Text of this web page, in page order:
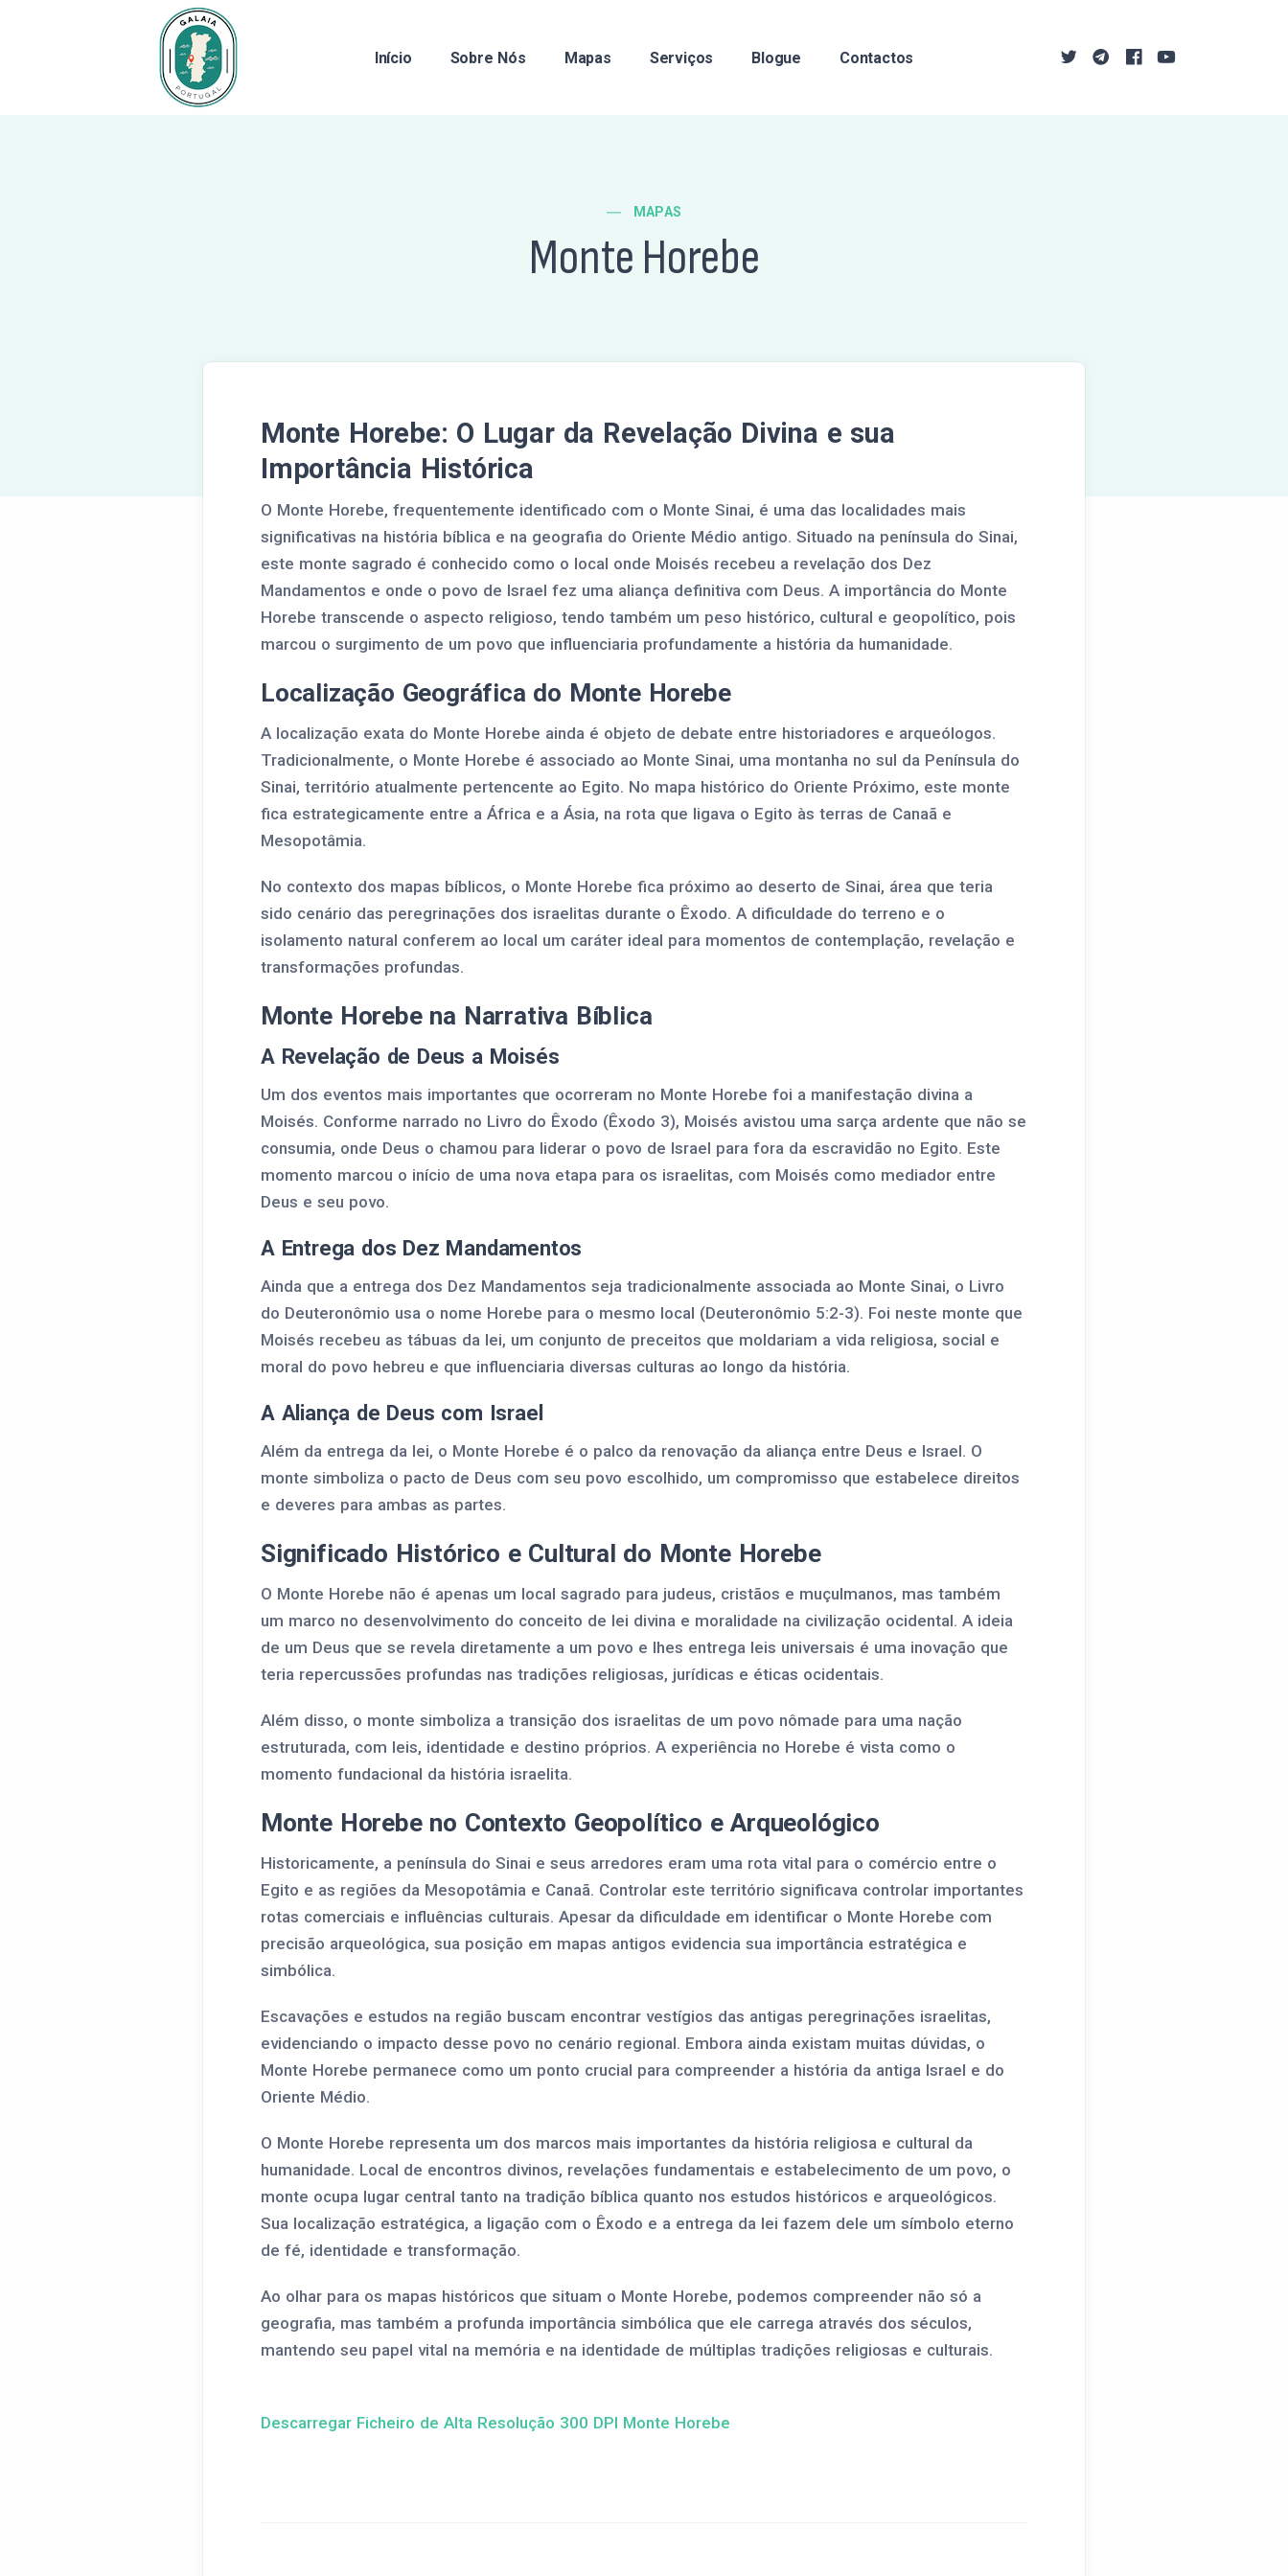
Início Sobre Nós Mapas Serviços Blogue Contactos
MAPAS
Monte Horebe
Monte Horebe: O Lugar da Revelação Divina e sua
Importância Histórica
O Monte Horebe, frequentemente identificado com o Monte Sinai, é uma das localidades mais
significativas na história bíblica e na geografia do Oriente Médio antigo. Situado na península do Sinai,
este monte sagrado é conhecido como o local onde Moisés recebeu a revelação dos Dez
Mandamentos e onde o povo de Israel fez uma aliança definitiva com Deus. A importância do Monte
Horebe transcende o aspecto religioso, tendo também um peso histórico, cultural e geopolítico, pois
marcou o surgimento de um povo que influenciaria profundamente a história da humanidade.
Localização Geográfica do Monte Horebe
A localização exata do Monte Horebe ainda é objeto de debate entre historiadores e arqueólogos.
Tradicionalmente, o Monte Horebe é associado ao Monte Sinai, uma montanha no sul da Península do
Sinai, território atualmente pertencente ao Egito. No mapa histórico do Oriente Próximo, este monte
fica estrategicamente entre a África e a Ásia, na rota que ligava o Egito às terras de Canaã e
Mesopotâmia.
No contexto dos mapas bíblicos, o Monte Horebe fica próximo ao deserto de Sinai, área que teria
sido cenário das peregrinações dos israelitas durante o Êxodo. A dificuldade do terreno e o
isolamento natural conferem ao local um caráter ideal para momentos de contemplação, revelação e
transformações profundas.
Monte Horebe na Narrativa Bíblica
A Revelação de Deus a Moisés
Um dos eventos mais importantes que ocorreram no Monte Horebe foi a manifestação divina a
Moisés. Conforme narrado no Livro do Êxodo (Êxodo 3), Moisés avistou uma sarça ardente que não se
consumia, onde Deus o chamou para liderar o povo de Israel para fora da escravidão no Egito. Este
momento marcou o início de uma nova etapa para os israelitas, com Moisés como mediador entre
Deus e seu povo.
A Entrega dos Dez Mandamentos
Ainda que a entrega dos Dez Mandamentos seja tradicionalmente associada ao Monte Sinai, o Livro
do Deuteronômio usa o nome Horebe para o mesmo local (Deuteronômio 5:2-3). Foi neste monte que
Moisés recebeu as tábuas da lei, um conjunto de preceitos que moldariam a vida religiosa, social e
moral do povo hebreu e que influenciaria diversas culturas ao longo da história.
A Aliança de Deus com Israel
Além da entrega da lei, o Monte Horebe é o palco da renovação da aliança entre Deus e Israel. O
monte simboliza o pacto de Deus com seu povo escolhido, um compromisso que estabelece direitos
e deveres para ambas as partes.
Significado Histórico e Cultural do Monte Horebe
O Monte Horebe não é apenas um local sagrado para judeus, cristãos e muçulmanos, mas também
um marco no desenvolvimento do conceito de lei divina e moralidade na civilização ocidental. A ideia
de um Deus que se revela diretamente a um povo e lhes entrega leis universais é uma inovação que
teria repercussões profundas nas tradições religiosas, jurídicas e éticas ocidentais.
Além disso, o monte simboliza a transição dos israelitas de um povo nômade para uma nação
estruturada, com leis, identidade e destino próprios. A experiência no Horebe é vista como o
momento fundacional da história israelita.
Monte Horebe no Contexto Geopolítico e Arqueológico
Historicamente, a península do Sinai e seus arredores eram uma rota vital para o comércio entre o
Egito e as regiões da Mesopotâmia e Canaã. Controlar este território significava controlar importantes
rotas comerciais e influências culturais. Apesar da dificuldade em identificar o Monte Horebe com
precisão arqueológica, sua posição em mapas antigos evidencia sua importância estratégica e
simbólica.
Escavações e estudos na região buscam encontrar vestígios das antigas peregrinações israelitas,
evidenciando o impacto desse povo no cenário regional. Embora ainda existam muitas dúvidas, o
Monte Horebe permanece como um ponto crucial para compreender a história da antiga Israel e do
Oriente Médio.
O Monte Horebe representa um dos marcos mais importantes da história religiosa e cultural da
humanidade. Local de encontros divinos, revelações fundamentais e estabelecimento de um povo, o
monte ocupa lugar central tanto na tradição bíblica quanto nos estudos históricos e arqueológicos.
Sua localização estratégica, a ligação com o Êxodo e a entrega da lei fazem dele um símbolo eterno
de fé, identidade e transformação.
Ao olhar para os mapas históricos que situam o Monte Horebe, podemos compreender não só a
geografia, mas também a profunda importância simbólica que ele carrega através dos séculos,
mantendo seu papel vital na memória e na identidade de múltiplas tradições religiosas e culturais.
Descarregar Ficheiro de Alta Resolução 300 DPI Monte Horebe